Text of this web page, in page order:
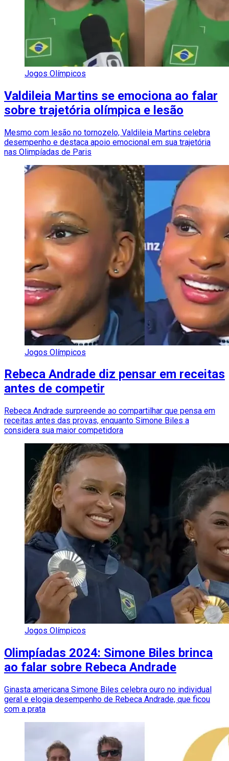
Jogos Olímpicos
Valdileia Martins se emociona ao falar
sobre trajetória olímpica e lesão
Mesmo com lesão no tornozelo, Valdileia Martins celebra
desempenho e destaca apoio emocional em sua trajetória
nas Olimpíadas de Paris
Jogos Olímpicos
Rebeca Andrade diz pensar em receitas
antes de competir
Rebeca Andrade surpreende ao compartilhar que pensa em
receitas antes das provas, enquanto Simone Biles a
considera sua maior competidora
Jogos Olímpicos
Olimpíadas 2024: Simone Biles brinca
ao falar sobre Rebeca Andrade
Ginasta americana Simone Biles celebra ouro no individual
geral e elogia desempenho de Rebeca Andrade, que ficou
com a prata